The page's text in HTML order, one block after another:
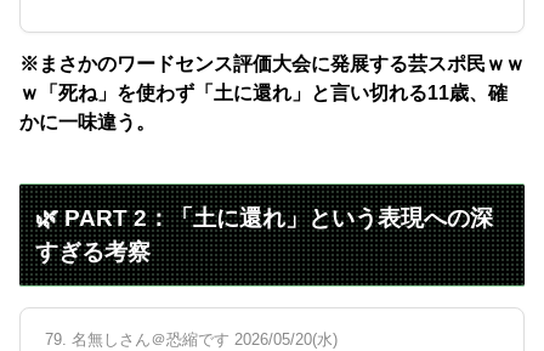
※まさかのワードセンス評価大会に発展する芸スポ民ｗｗ
ｗ「死ね」を使わず「土に還れ」と言い切れる11歳、確
かに一味違う。
🌿 PART 2：「土に還れ」という表現への深
すぎる考察
79. 名無しさん＠恐縮です 2026/05/20(水)